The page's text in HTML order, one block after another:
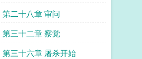
第二十八章 审问
第三十二章 察觉
第三十六章 屠杀开始